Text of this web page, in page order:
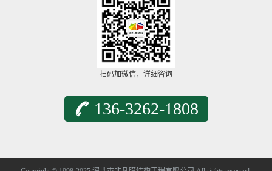
扫码加微信，详细咨询
136-3262-1808